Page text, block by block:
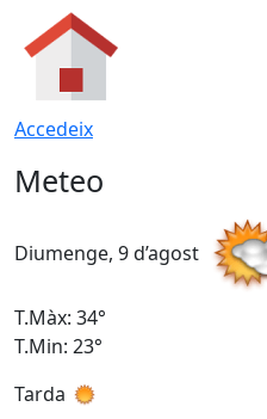
Accedeix
Meteo
Diumenge, 9 d’agost
T.Màx: 34°
T.Min: 23°
Tarda